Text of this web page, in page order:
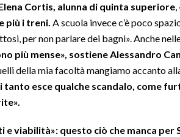
Cortis, alunna di quinta superiore,
più i treni. A scuola invece c’è poco
per non parlare dei bagni». Anche
più mense», sostiene Alessandro
della mia facoltà mangiamo accanto
tanto esce qualche scandalo, come
e viabilità»: questo ciò che manca per